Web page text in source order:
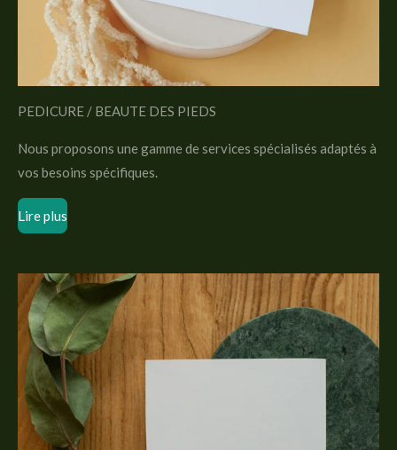
PEDICURE / BEAUTE DES PIEDS
Nous proposons une gamme de services spécialisés adaptés à
vos besoins spécifiques.
Lire plus